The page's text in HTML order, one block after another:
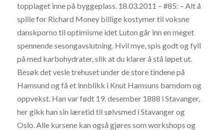
topplaget inne på byggeplass. 18.03.2011 – #85: – Alt å
spille for Richard Money billige kostymer til voksne
danskporno til optimisme idet Luton går inn en meget
spennende sesongavslutning. Hvil mye, spis godt og fyll
på med karbohydrater, slik at du klarer å stå løpet ut.
Besøk det vesle trehuset under de store tindene på
Hamsund og få et innblikk i Knut Hamsuns barndom og
oppvekst. Han var født 19. desember 1888 i Stavanger,
her gikk han sin læretid til sølvsmed i Stavanger og
Oslo. Alle kursene kan også gjøres som workshops og